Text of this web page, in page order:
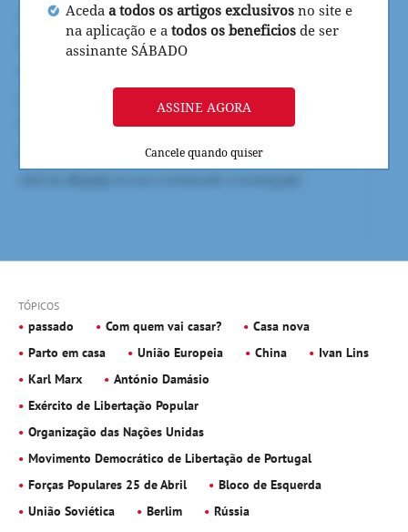
Aceda a todos os artigos exclusivos no site e
na aplicação e a todos os beneficios de ser
assinante SÁBADO
ASSINE AGORA
Cancele quando quiser
TÓPICOS
passado Com quem vai casar?
Casa nova
Parto em casa
União Europeia China
Ivan Lins
Karl Marx
António Damásio
Exército de Libertação Popular
Organização das Nações Unidas
Movimento Democrático de Libertação de Portugal
Forças Populares 25 de Abril
Bloco de Esquerda
União Soviética
Berlim Rússia